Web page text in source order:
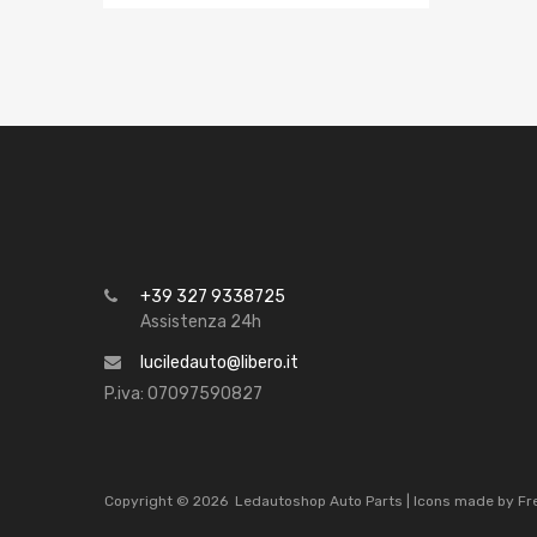
+39 327 9338725
Assistenza 24h
luciledauto@libero.it
P.iva: 07097590827
Copyright © 2026 Ledautoshop Auto Parts | Icons made by